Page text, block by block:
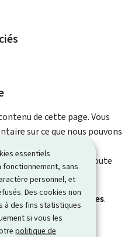
essentiels
fonctionnement, sans
personnel, et
Des cookies non
à des fins statistiques
si vous les
politique de
de cette page. Vous
sur ce que nous pouvons
réponse à votre
de contact pour toute
( * ) sontobligatoires.
cherchiez ? *